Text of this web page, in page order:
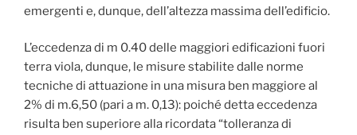
emergenti e, dunque, dell’altezza massima dell’edificio.
L’eccedenza di m 0.40 delle maggiori edificazioni fuori
terra viola, dunque, le misure stabilite dalle norme
tecniche di attuazione in una misura ben maggiore al
2% di m.6,50 (pari a m. 0,13): poiché detta eccedenza
risulta ben superiore alla ricordata “tolleranza di